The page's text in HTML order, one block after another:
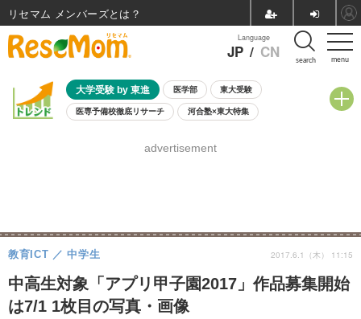
menu
Language
JP / CN search
大学受験 by 東進 医学部 東大受験
医専予備校徹底リサーチ 河合塾×東大特集
8月開催学校説明会・相談会
advertisement
中高生対象「アプリ甲子園2017」作品募集開始
は7/1 1枚目の写真・画像
教育ICT 中学生 2017.6.1（木） 11:15
リセマム メンバーズ